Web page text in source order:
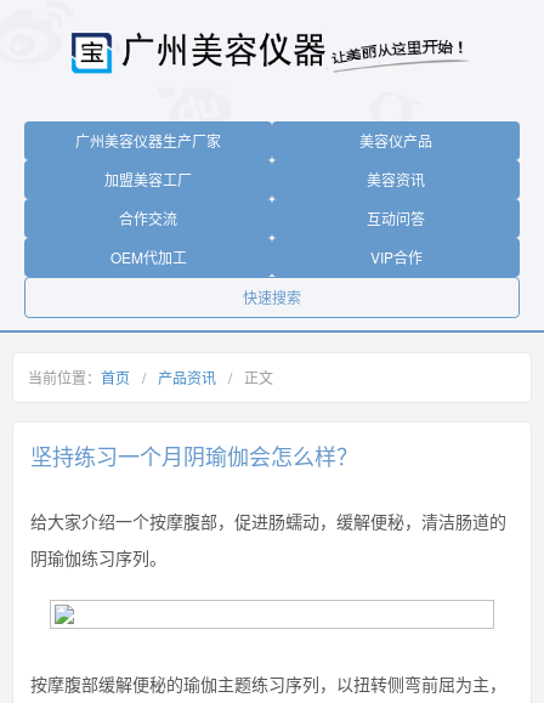
广州美容仪器生产厂家
美容仪产品
加盟美容工厂
美容资讯
合作交流
互动问答
OEM代加工
VIP合作
快速搜索
当前位置： 首页 / 产品资讯 / 正文
坚持练习一个月阴瑜伽会怎么样？
给大家介绍一个按摩腹部，促进肠蠕动，缓解便秘，清洁肠道的
阴瑜伽练习序列。
按摩腹部缓解便秘的瑜伽主题练习序列，以扭转侧弯前屈为主，